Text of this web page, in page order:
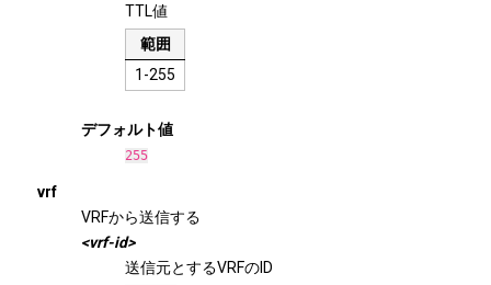
TTL値
範囲
1-255
デフォルト値
255
vrf
VRFから送信する
<vrf-id>
送信元とするVRFのID